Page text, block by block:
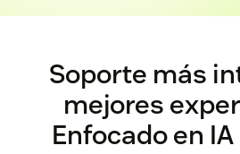
Soporte más
mejores
Enfocado en